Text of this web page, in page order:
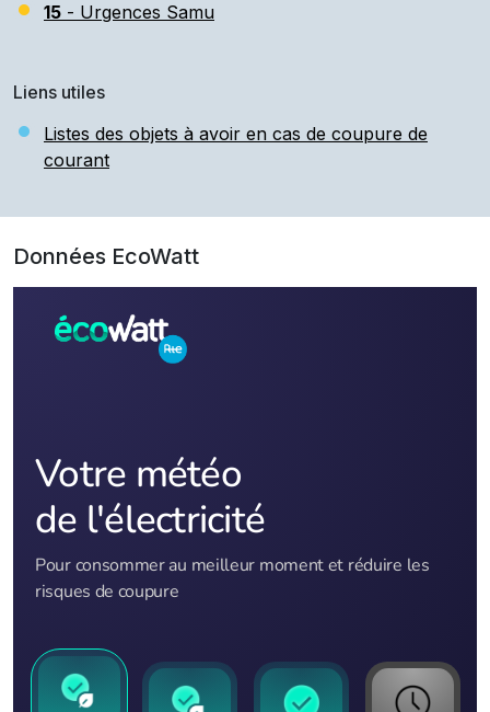
15 - Urgences Samu
Liens utiles
Listes des objets à avoir en cas de coupure de
courant
Données EcoWatt